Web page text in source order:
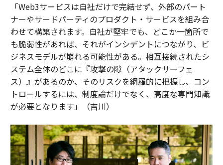
「Web3サービスは自社だけで完結せず、外部のパート
ナーやサードパーティのプロダクト・サービスを組み合
わせて構築されます。自社が堅牢でも、どこか一箇所で
も脆弱性があれば、それがインシデントにつながり、ビ
ジネスモデルが崩れる可能性がある。相互接続されたシ
ステム全体のどこに『攻撃の隙（アタックサーフェ
ス）』があるのか、そのリスクを網羅的に把握し、コン
トロールするには、制度論だけでなく、高度な専門知識
が必要となります」（吉川）